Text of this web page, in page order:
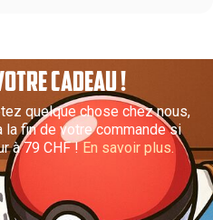
CADEAU !
quelque chose chez nous,
la fin de votre commande si
à 79 CHF !En savoir plus.